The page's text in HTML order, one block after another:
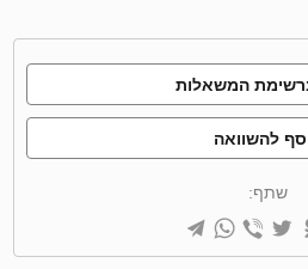
המשאלות
להשוואה
שתף: